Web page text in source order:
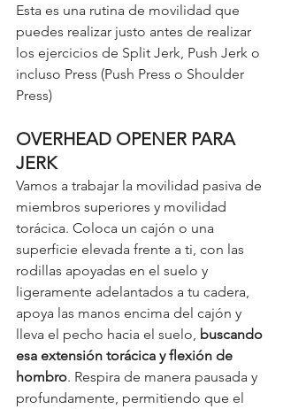
Esta es una rutina de movilidad que
puedes realizar justo antes de realizar
los ejercicios de Split Jerk, Push Jerk o
incluso Press (Push Press o Shoulder
Press)
OVERHEAD OPENER PARA
JERK
Vamos a trabajar la movilidad pasiva de
miembros superiores y movilidad
torácica. Coloca un cajón o una
superficie elevada frente a ti, con las
rodillas apoyadas en el suelo y
ligeramente adelantados a tu cadera,
apoya las manos encima del cajón y
lleva el pecho hacia el suelo, buscando
esa extensión torácica y flexión de
hombro. Respira de manera pausada y
profundamente, permitiendo que el